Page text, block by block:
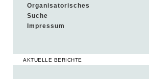
Organisatorisches
Suche
Impressum
AKTUELLE BERICHTE